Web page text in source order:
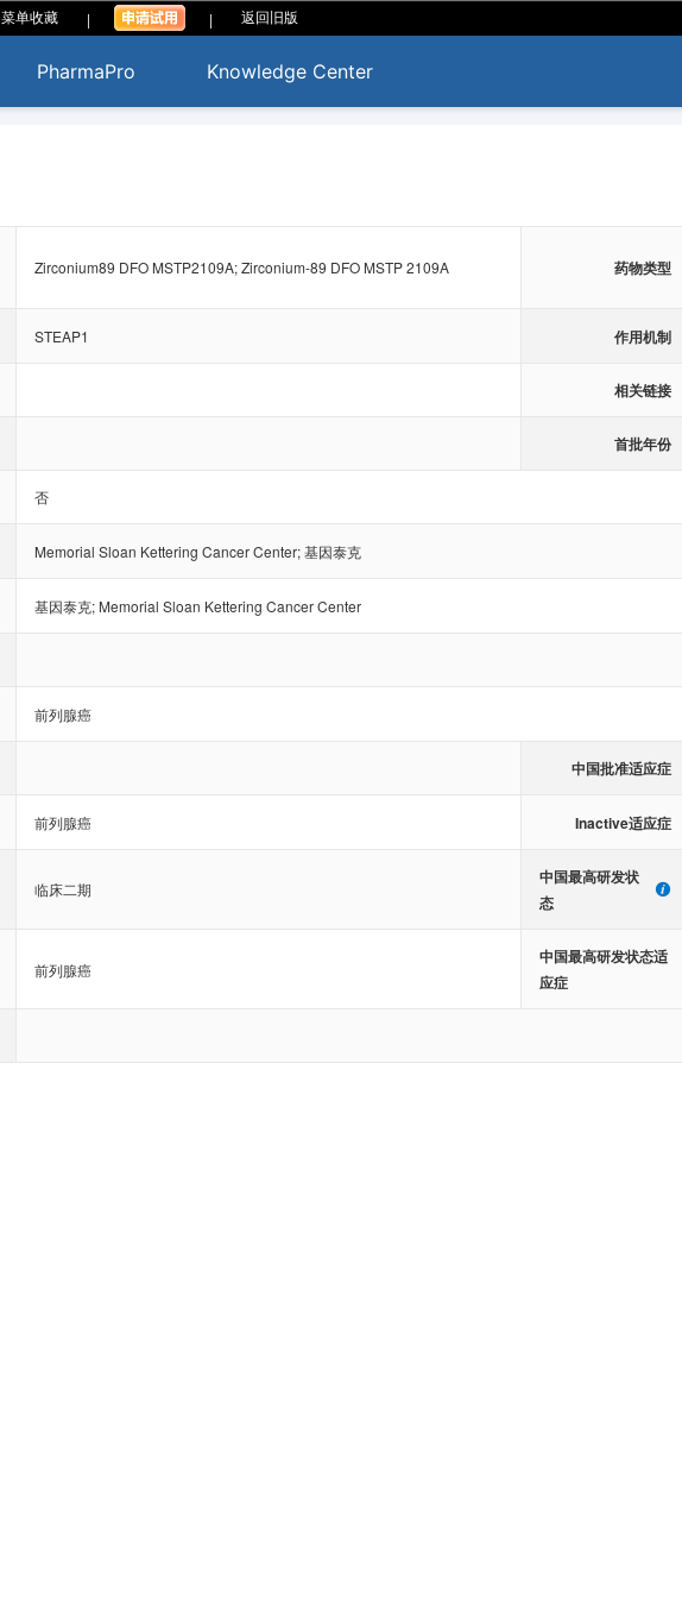
菜单收藏 | | 返回旧版
PharmaPro Knowledge Center
Zirconium89 DFO MSTP2109A; Zirconium-89 DFO MSTP 2109A 药物类型
STEAP1 作用机制
相关链接
首批年份
否
Memorial Sloan Kettering Cancer Center;基因泰克
基因泰克; Memorial Sloan Kettering Cancer Center
前列腺癌
中国批准适应症
前列腺癌 Inactive适应症
临床二期
中国最高研发状
态
前列腺癌
中国最高研发状态适
应症